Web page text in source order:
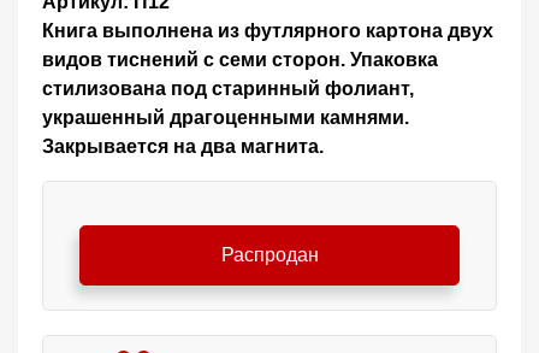
Книга выполнена из футлярного картона двух
видов тиснений с семи сторон. Упаковка
стилизована под старинный фолиант,
украшенный драгоценными камнями.
Закрывается на два магнита.
Распродан